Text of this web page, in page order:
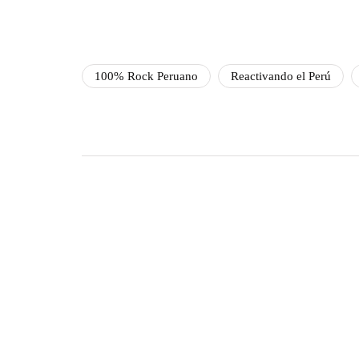
100% Rock Peruano Reactivando el Perú